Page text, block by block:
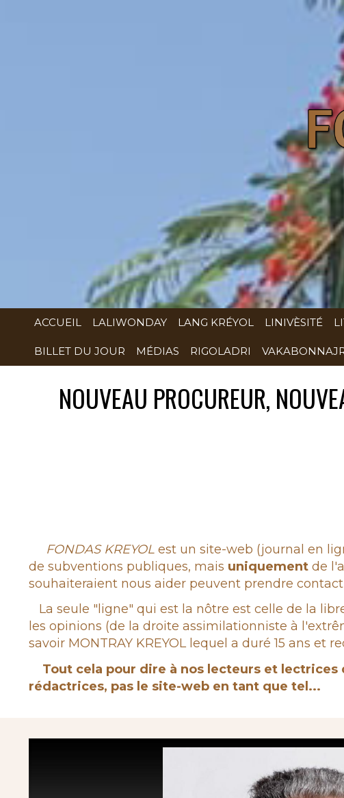
ACCUEIL LALIWONDAY LANG KRÉYOL LINIVÈSITÉ
BILLET DU JOUR MÉDIAS RIGOLADRI
NOUVEAU PROCUREUR,
Rubrique
FONDAS KREYOL est un site-web (journal en
de subventions publiques, mais uniquement de
souhaiteraient nous aider peuvent prendre
La seule "ligne" qui est la nôtre est celle de la
les opinions (de la droite assimilationniste à
savoir MONTRAY KREYOL lequel a duré 15 ans et
Tout cela pour dire à nos lecteurs et
rédactrices, pas le site-web en tant que tel...